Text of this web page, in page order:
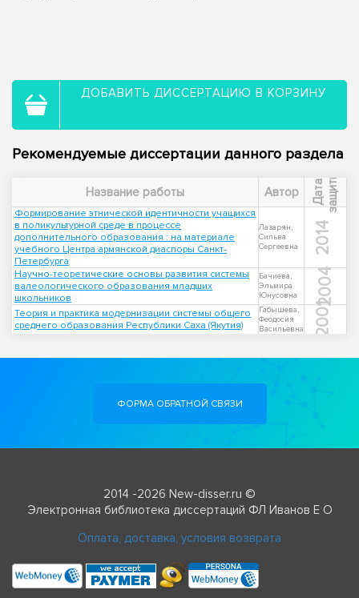
ДОБАВИТЬ ДИССЕРТАЦИЮ В КОРЗИНУ
Рекомендуемые диссертации данного раздела
Название работы Автор Д
а
т
а
з
а
щ
и
т ы
Формирование этнической идентичности учащихся
в поликультурной среде в процессе
дополнительного образования : на материале
учебного Центра армянской диаспоры Санкт-
Петербурга
Лазарян,
Сильва
Сергеевна
2014
Научно-теоретические основы развития системы
валеологического образования младших
школьников
Бачиева,
Эльмира
Юнусовна
2004
Теория и практика модернизации системы общего
среднего образования Республики Саха (Якутия)
Габышева,
Феодосия
Васильевна
2001
ФОРМА ОБРАТНОЙ СВЯЗИ
2014 -2026 New-disser.ru ©
Электронная библиотека диссертаций ФЛ Иванов Е О
Оплата, доставка, условия возврата